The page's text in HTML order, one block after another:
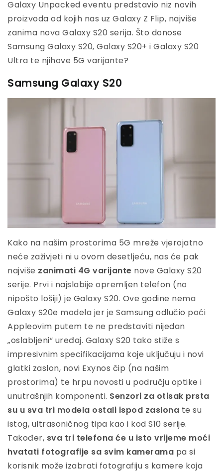
Galaxy Unpacked eventu predstavio niz novih
proizvoda od kojih nas uz Galaxy Z Flip, najviše
zanima nova Galaxy S20 serija. Što donose
Samsung Galaxy S20, Galaxy S20+ i Galaxy S20
Ultra te njihove 5G varijante?
Samsung Galaxy S20
Kako na našim prostorima 5G mreže vjerojatno
neće zaživjeti ni u ovom desetljeću, nas će pak
najviše zanimati 4G varijante nove Galaxy S20
serije. Prvi i najslabije opremljen telefon (no
nipošto lošiji) je Galaxy S20. Ove godine nema
Galaxy S20e modela jer je Samsung odlučio poći
Appleovim putem te ne predstaviti nijedan
„oslabljeni“ uređaj. Galaxy S20 tako stiže s
impresivnim specifikacijama koje uključuju i novi
glatki zaslon, novi Exynos čip (na našim
prostorima) te hrpu novosti u području optike i
unutrašnjih komponenti. Senzori za otisak prsta
su u sva tri modela ostali ispod zaslona te su
istog, ultrasoničnog tipa kao i kod S10 serije.
Također, sva tri telefona će u isto vrijeme moći
hvatati fotografije sa svim kamerama pa si
korisnik može izabrati fotografiju s kamere koja